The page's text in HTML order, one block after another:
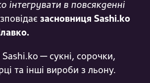
інтегрувати в повсякденні
засновниця Sashi.ko
.
Sashi.ko — сукні, сорочки,
та інші вироби з льону.